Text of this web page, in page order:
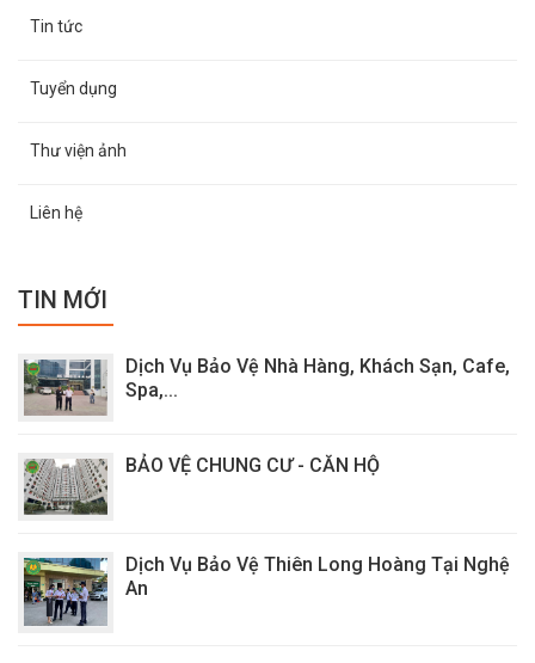
Tin tức
Tuyển dụng
Thư viện ảnh
Liên hệ
TIN MỚI
Dịch Vụ Bảo Vệ Nhà Hàng, Khách Sạn, Cafe,
Spa,...
BẢO VỆ CHUNG CƯ - CĂN HỘ
Dịch Vụ Bảo Vệ Thiên Long Hoàng Tại Nghệ
An